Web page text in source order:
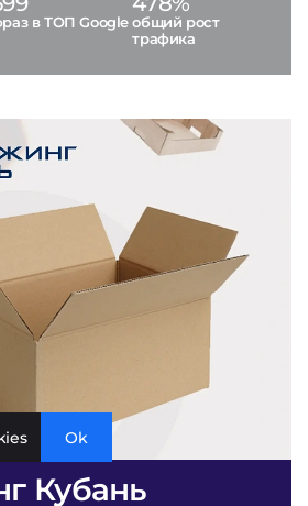
Кубань
в ТОП Google общий рост
трафика
Ok